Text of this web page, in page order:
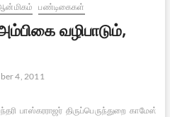
பண்டிகைகள்
வழிபாடும்,
4, 2011
பாஸ்கரராஜர் திருப்பெருந்துறை